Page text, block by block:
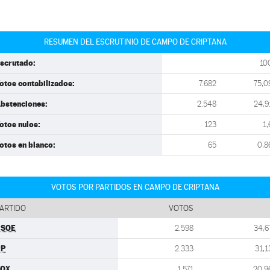
RESUMEN DEL ESCRUTINIO DE CAMPO DE CRIPTANA
contabilizados: 7.682
2.548
nulos: 123
en blanco: 65
VOTOS POR PARTIDOS EN CAMPO DE CRIPTANA
VOTOS
2.598
2.333